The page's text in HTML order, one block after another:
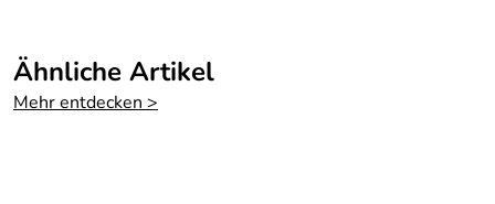
Ähnliche Artikel
Mehr entdecken >